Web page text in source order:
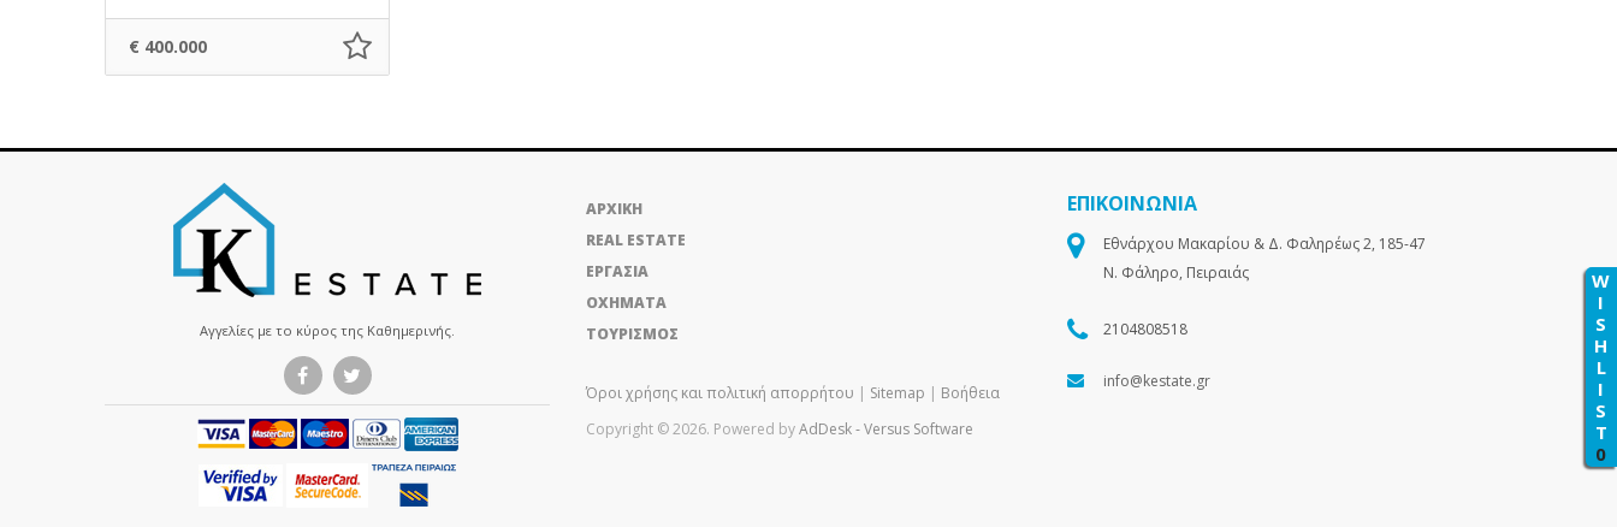
€ 400.000
W
I
S
H
L
I
S
T
0
Αγγελίες με το κύρος της Καθημερινής.
ΑΡΧΙΚΗ
REAL ESTATE
ΕΡΓΑΣΙΑ
ΟΧΗΜΑΤΑ
ΤΟΥΡΙΣΜΟΣ
Όροι χρήσης και πολιτική απορρήτου | Sitemap | Βοήθεια
Copyright © 2026. Powered byAdDesk ‑ Versus Software
ΕΠΙΚΟΙΝΩΝΙΑ
Εθνάρχου Μακαρίου & Δ. Φαληρέως 2, 185-47
Ν. Φάληρο, Πειραιάς
2104808518
info@kestate.gr